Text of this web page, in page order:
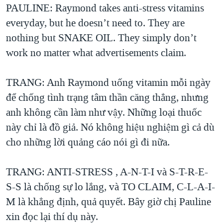
PAULINE: Raymond takes anti-stress vitamins
everyday, but he doesn’t need to. They are
nothing but SNAKE OIL. They simply don’t
work no matter what advertisements claim.
TRANG: Anh Raymond uống vitamin mỗi ngày
để chống tình trạng tâm thần căng thẳng, nhưng
anh không cần làm như vậy. Những loại thuốc
này chỉ là đồ giả. Nó không hiệu nghiệm gì cả dù
cho những lời quảng cáo nói gì đi nữa.
TRANG: ANTI-STRESS , A-N-T-I và S-T-R-E-
S-S là chống sự lo lắng, và TO CLAIM, C-L-A-I-
M là khẳng định, quả quyết. Bây giờ chị Pauline
xin đọc lại thí dụ này.